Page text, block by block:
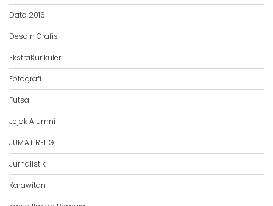
Data 2016
Desain Grafis
EkstraKurikuler
Fotografi
Futsal
Jejak Alumni
JUM'AT RELIGI
Jurnalistik
Karawitan